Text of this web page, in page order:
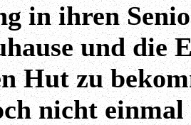
in ihren
und die
Hut zu
nicht